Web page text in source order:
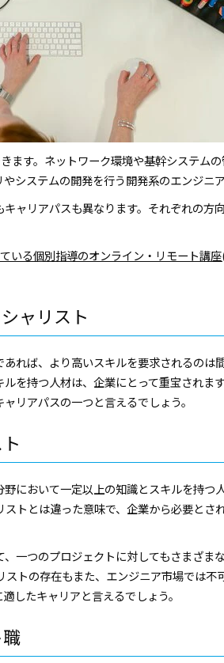
ます。ネットワーク環境や基幹システム
システムの開発を行う開発系のエンジニア
ャリアパスも異なります。それぞれの方
いる個別指導のオンライン・リモート講
ャリスト
れば、より高いスキルを要求されるのは
を持つ人材は、企業にとって重宝されま
リアパスの一つと言えるでしょう。
において一定以上の知識とスキルを持つ
トとは違った意味で、企業から必要とさ
一つのプロジェクトに対してもさまざま
トの存在もまた、エンジニア市場では不
したキャリアと言えるでしょう。